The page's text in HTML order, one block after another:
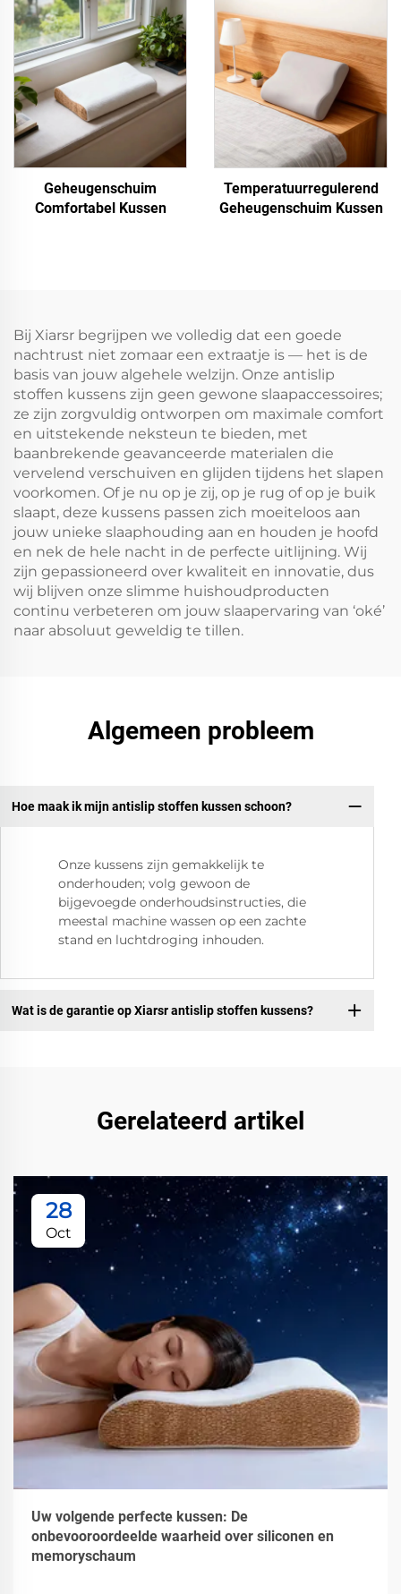
Geheugenschuim
Comfortabel Kussen
Temperatuurregulerend
Geheugenschuim Kussen
Bij Xiarsr begrijpen we volledig dat een goede
nachtrust niet zomaar een extraatje is — het is de
basis van jouw algehele welzijn. Onze antislip
stoffen kussens zijn geen gewone slaapaccessoires;
ze zijn zorgvuldig ontworpen om maximale comfort
en uitstekende neksteun te bieden, met
baanbrekende geavanceerde materialen die
vervelend verschuiven en glijden tijdens het slapen
voorkomen. Of je nu op je zij, op je rug of op je buik
slaapt, deze kussens passen zich moeiteloos aan
jouw unieke slaaphouding aan en houden je hoofd
en nek de hele nacht in de perfecte uitlijning. Wij
zijn gepassioneerd over kwaliteit en innovatie, dus
wij blijven onze slimme huishoudproducten
continu verbeteren om jouw slaapervaring van ‘oké’
naar absoluut geweldig te tillen.
Algemeen probleem
Hoe maak ik mijn antislip stoffen kussen schoon?
Onze kussens zijn gemakkelijk te
onderhouden; volg gewoon de
bijgevoegde onderhoudsinstructies, die
meestal machine wassen op een zachte
stand en luchtdroging inhouden.
Wat is de garantie op Xiarsr antislip stoffen kussens?
Gerelateerd artikel
28
Oct
Uw volgende perfecte kussen: De
onbevooroordeelde waarheid over siliconen en
memoryschaum